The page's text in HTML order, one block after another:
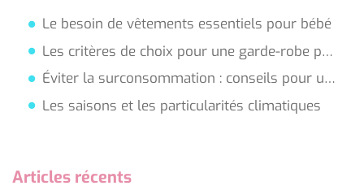
Le besoin de vêtements essentiels pour bébé
Les critères de choix pour une garde-robe pratique
Éviter la surconsommation : conseils pour un achat malin
Les saisons et les particularités climatiques
Articles récents